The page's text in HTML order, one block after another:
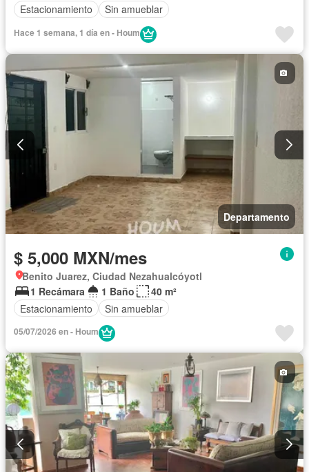
Estacionamiento
Sin amueblar
Hace 1 semana, 1 día en - Houm
Departamento
$ 5,000 MXN/mes
Benito Juarez, Ciudad Nezahualcóyotl
1 Recámara
1 Baño
40 m²
Estacionamiento
Sin amueblar
05/07/2026 en - Houm